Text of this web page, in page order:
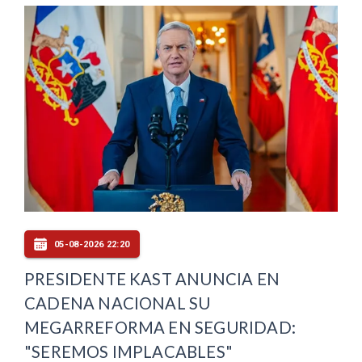
05-08-2026 22:20
PRESIDENTE KAST ANUNCIA EN
CADENA NACIONAL SU
MEGARREFORMA EN SEGURIDAD:
"SEREMOS IMPLACABLES"